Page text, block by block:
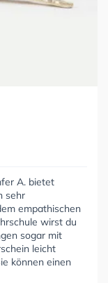
A. bietet
sehr
empathischen
wirst du
sogar mit
leicht
können einen